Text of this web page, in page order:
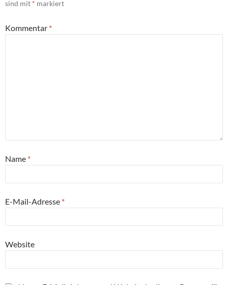
sind mit * markiert
Kommentar *
Name *
E-Mail-Adresse *
Website